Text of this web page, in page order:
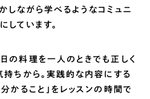
しながら学べるようなコミュニ
しています。
の料理を一人のときでも正しく
持ちから。実践的な内容にする
かること」をレッスンの時間で